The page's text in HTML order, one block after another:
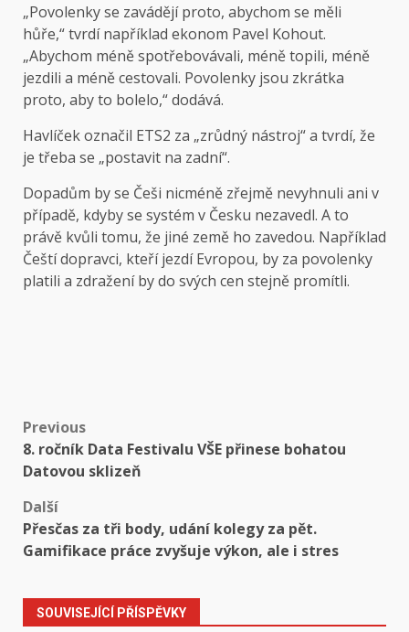
„Povolenky se zavádějí proto, abychom se měli
hůře,“ tvrdí například ekonom Pavel Kohout.
„Abychom méně spotřebovávali, méně topili, méně
jezdili a méně cestovali. Povolenky jsou zkrátka
proto, aby to bolelo,“ dodává.
Havlíček označil ETS2 za „zrůdný nástroj“ a tvrdí, že
je třeba se „postavit na zadní“.
Dopadům by se Češi nicméně zřejmě nevyhnuli ani v
případě, kdyby se systém v Česku nezavedl. A to
právě kvůli tomu, že jiné země ho zavedou. Například
Čeští dopravci, kteří jezdí Evropou, by za povolenky
platili a zdražení by do svých cen stejně promítli.
Post
navigation
Previous
8. ročník Data Festivalu VŠE přinese bohatou
Datovou sklizeň
Další
Přesčas za tři body, udání kolegy za pět.
Gamifikace práce zvyšuje výkon, ale i stres
SOUVISEJÍCÍ PŘÍSPĚVKY